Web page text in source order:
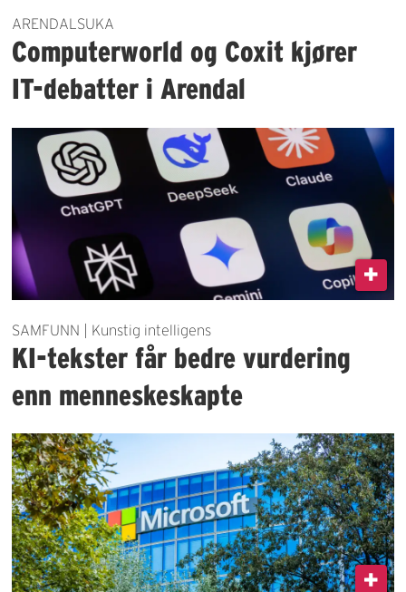
ARENDALSUKA
Computerworld og Coxit kjører
IT-debatter i Arendal
SAMFUNN | Kunstig intelligens
KI-tekster får bedre vurdering
enn menneskeskapte